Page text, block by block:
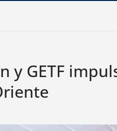
y GETF